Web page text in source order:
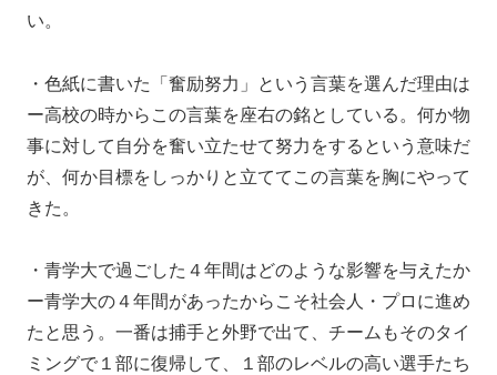
い。
・色紙に書いた「奮励努力」という言葉を選んだ理由は
ー高校の時からこの言葉を座右の銘としている。何か物
事に対して自分を奮い立たせて努力をするという意味だ
が、何か目標をしっかりと立ててこの言葉を胸にやって
きた。
・青学大で過ごした４年間はどのような影響を与えたか
ー青学大の４年間があったからこそ社会人・プロに進め
たと思う。一番は捕手と外野で出て、チームもそのタイ
ミングで１部に復帰して、１部のレベルの高い選手たち